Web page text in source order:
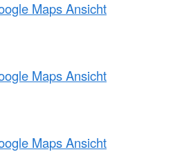
Maps Ansicht
Maps Ansicht
Maps Ansicht